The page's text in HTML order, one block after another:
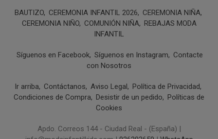
BAUTIZO CEREMONIA INFANTIL 2026
CEREMONIA NIÑA
CEREMONIA NIÑO COMUNIÓN NIÑA REBAJAS MODA
INFANTIL
Síguenos en Facebook Síguenos en Instagram
Contacte
con Nosotros
Ir arriba Contáctanos Aviso Legal
Política de Privacidad
Condiciones de Compra
Desistir de un pedido
Políticas de
Cookies
Apdo. Correos 144 - Ciudad Real - (España) |